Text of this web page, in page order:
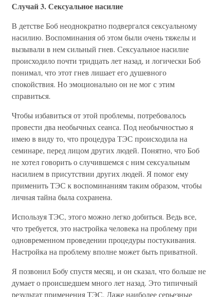
Случай 3. Сексуальное насилие
В детстве Боб неоднократно подвергался сексуальному
насилию. Воспоминания об этом были очень тяжелы и
вызывали в нем сильный гнев. Сексуальное насилие
происходило почти тридцать лет назад, и логически Боб
понимал, что этот гнев лишает его душевного
спокойствия. Но эмоционально он не мог с этим
справиться.
Чтобы избавиться от этой проблемы, потребовалось
провести два необычных сеанса. Под необычностью я
имею в виду то, что процедура ТЭС происходила на
семинаре, перед лицом других людей. Понятно, что Боб
не хотел говорить о случившемся с ним сексуальным
насилием в присутствии других людей. Я помог ему
применить ТЭС к воспоминаниям таким образом, чтобы
личная тайна была сохранена.
Используя ТЭС, этого можно легко добиться. Ведь все,
что требуется, это настройка человека на проблему при
одновременном проведении процедуры постукивания.
Настройка на проблему вполне может быть приватной.
Я позвонил Бобу спустя месяц, и он сказал, что больше не
думает о происшедшем много лет назад. Это типичный
результат применения ТЭС. Даже наиболее серьезные